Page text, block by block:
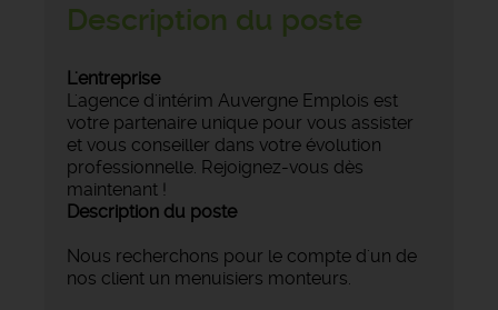
Description du poste
L'entreprise
L'agence d'intérim Auvergne Emplois est
votre partenaire unique pour vous assister
et vous conseiller dans votre évolution
professionnelle. Rejoignez-vous dès
maintenant !
Description du poste
Nous recherchons pour le compte d'un de
nos client un menuisiers monteurs.